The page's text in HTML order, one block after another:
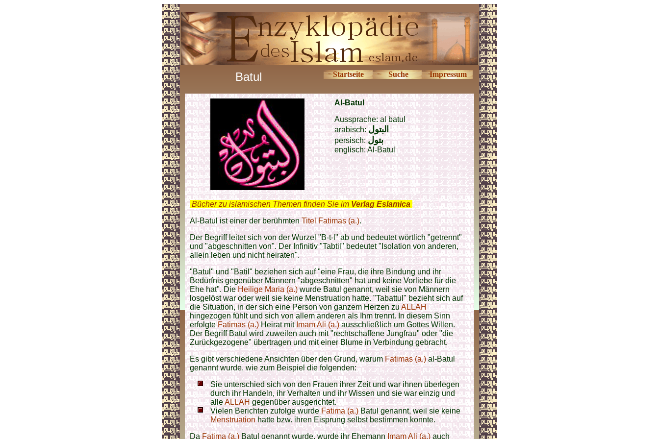
Batul Startseite Suche Impressum
Al-Batul
Aussprache: al batul
arabisch:البتول
persisch:بتول
englisch: Al-Batul
Bücher zu islamischen Themen finden Sie im Verlag Eslamica
Al-Batul ist einer der berühmtenTitel Fatimas (a.).
Der Begriff leitet sich von der Wurzel "B-t-l" ab und bedeutet wörtlich "getrennt"
und "abgeschnitten von". Der Infinitiv "Tabtil" bedeutet "Isolation von anderen,
allein leben und nicht heiraten".
"Batul" und "Batil" beziehen sich auf "eine Frau, die ihre Bindung und ihr
Bedürfnis gegenüber Männern "abgeschnitten" hat und keine Vorliebe für die
Ehe hat". DieHeilige Maria (a.)wurde Batul genannt, weil sie von Männern
losgelöst war oder weil sie keine Menstruation hatte. "Tabattul" bezieht sich auf
die Situation, in der sich eine Person von ganzem Herzen zuALLAH
hingezogen fühlt und sich von allem anderen als Ihm trennt. In diesem Sinn
erfolgteFatimas (a.)Heirat mitImam Ali (a.)ausschließlich um Gottes Willen.
Der Begriff Batul wird zuweilen auch mit "rechtschaffene Jungfrau" oder "die
Zurückgezogene" übertragen und mit einer Blume in Verbindung gebracht.
Es gibt verschiedene Ansichten über den Grund, warumFatimas (a.)al-Batul
genannt wurde, wie zum Beispiel die folgenden:
Sie unterschied sich von den Frauen ihrer Zeit und war ihnen überlegen
durch ihr Handeln, ihr Verhalten und ihr Wissen und sie war einzig und
alleALLAHgegenüber ausgerichtet.
Vielen Berichten zufolge wurdeFatima (a.)Batul genannt, weil sie keine
Menstruationhatte bzw. ihren Eisprung selbst bestimmen konnte.
DaFatima (a.)Batul genannt wurde, wurde ihr EhemannImam Ali (a.)auch